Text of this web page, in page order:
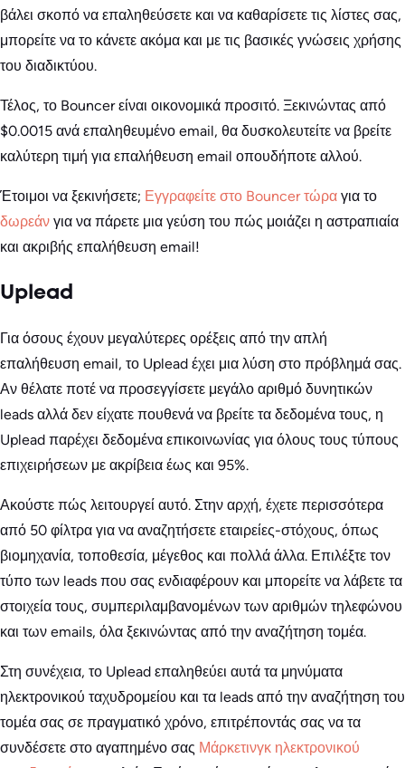
βάλει σκοπό να επαληθεύσετε και να καθαρίσετε τις λίστες σας,
μπορείτε να το κάνετε ακόμα και με τις βασικές γνώσεις χρήσης
του διαδικτύου.
Τέλος, το Bouncer είναι οικονομικά προσιτό. Ξεκινώντας από
$0.0015 ανά επαληθευμένο email, θα δυσκολευτείτε να βρείτε
καλύτερη τιμή για επαλήθευση email οπουδήποτε αλλού.
Έτοιμοι να ξεκινήσετε; Εγγραφείτε στο Bouncer τώρα για το
δωρεάν για να πάρετε μια γεύση του πώς μοιάζει η αστραπιαία
και ακριβής επαλήθευση email!
Uplead
Για όσους έχουν μεγαλύτερες ορέξεις από την απλή
επαλήθευση email, το Uplead έχει μια λύση στο πρόβλημά σας.
Αν θέλατε ποτέ να προσεγγίσετε μεγάλο αριθμό δυνητικών
leads αλλά δεν είχατε πουθενά να βρείτε τα δεδομένα τους, η
Uplead παρέχει δεδομένα επικοινωνίας για όλους τους τύπους
επιχειρήσεων με ακρίβεια έως και 95%.
Ακούστε πώς λειτουργεί αυτό. Στην αρχή, έχετε περισσότερα
από 50 φίλτρα για να αναζητήσετε εταιρείες-στόχους, όπως
βιομηχανία, τοποθεσία, μέγεθος και πολλά άλλα. Επιλέξτε τον
τύπο των leads που σας ενδιαφέρουν και μπορείτε να λάβετε τα
στοιχεία τους, συμπεριλαμβανομένων των αριθμών τηλεφώνου
και των emails, όλα ξεκινώντας από την αναζήτηση τομέα.
Στη συνέχεια, το Uplead επαληθεύει αυτά τα μηνύματα
ηλεκτρονικού ταχυδρομείου και τα leads από την αναζήτηση του
τομέα σας σε πραγματικό χρόνο, επιτρέποντάς σας να τα
συνδέσετε στο αγαπημένο σας Μάρκετινγκ ηλεκτρονικού